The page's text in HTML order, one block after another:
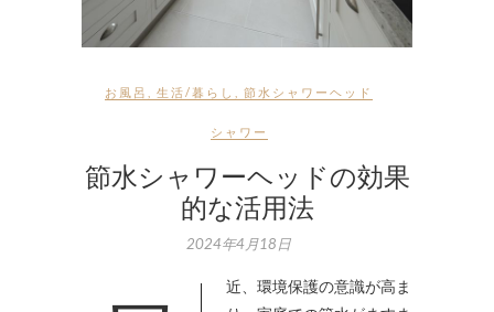
お風呂 生活/暮らし 節水シャワーヘッド
シャワー
節水シャワーヘッドの効果
的な活用法
2024年4月18日